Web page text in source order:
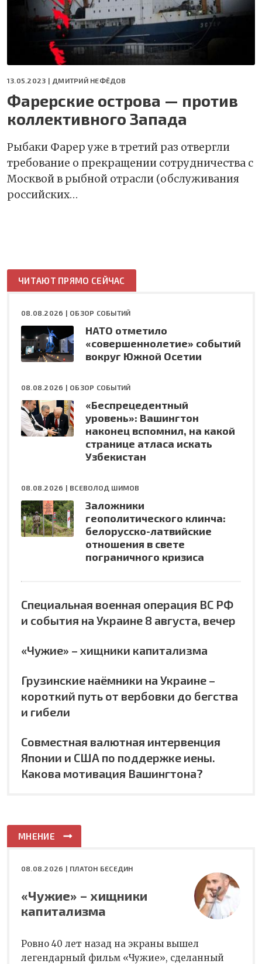
13.05.2023 | ДМИТРИЙ НЕФЁДОВ
Фарерские острова — против
коллективного Запада
Рыбаки Фарер уже в третий раз отвергли
требование о прекращении сотрудничества с
Москвой в рыбной отрасли (обслуживания
российских…
ЧИТАЮТ ПРЯМО СЕЙЧАС
08.08.2026 | ОБЗОР СОБЫТИЙ
НАТО отметило
«совершеннолетие» событий
вокруг Южной Осетии
08.08.2026 | ОБЗОР СОБЫТИЙ
«Беспрецедентный
уровень»: Вашингтон
наконец вспомнил, на какой
странице атласа искать
Узбекистан
08.08.2026 | ВСЕВОЛОД ШИМОВ
Заложники
геополитического клинча:
белорусско-латвийские
отношения в свете
пограничного кризиса
Специальная военная операция ВС РФ
и события на Украине 8 августа, вечер
«Чужие» – хищники капитализма
Грузинские наёмники на Украине –
короткий путь от вербовки до бегства
и гибели
Совместная валютная интервенция
Японии и США по поддержке иены.
Какова мотивация Вашингтона?
МНЕНИЕ
08.08.2026 | ПЛАТОН БЕСЕДИН
«Чужие» – хищники
капитализма
Ровно 40 лет назад на экраны вышел
легендарный фильм «Чужие», сделанный